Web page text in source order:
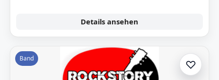
Details ansehen
Band ♡Zur